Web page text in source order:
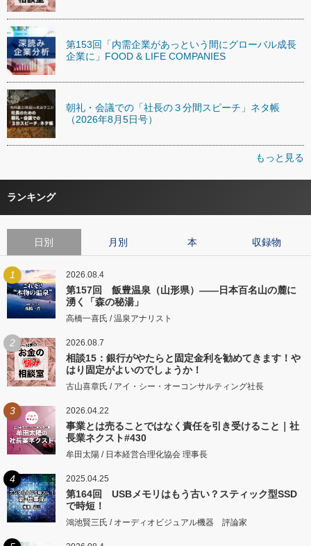
第153回「内需企業があっという間にグローバル成長
企業に」FOOD & LIFE COMPANIES
朝礼・会議での「社長の３分間スピーチ」ネタ帳
（2026年8月5日号）
もっと見る
ランキング
日別 月別 本 収録物
1 2026.08.4
第157回 飯豊温泉（山形県）――日本百名山の麓に
湧く「森の秘湯」
高橋一喜氏 / 温泉アナリスト
2 2026.08.7
相談15：銀行がやたらと固定金利を勧めてきます！や
はり固定がよいのでしょうか！
古山喜章氏 / アイ・シー・オーコンサルティング社長
3 2026.04.22
事業とは売ることではなく責任を引き受けること｜社
長業ネクスト#430
牟田太陽 / 日本経営合理化協会 理事長
4 2025.04.25
第164回 USBメモリはもう古い？スティック型SSD
で時短！
鴻池賢三氏 / オーディオビジュアル機器 評論家